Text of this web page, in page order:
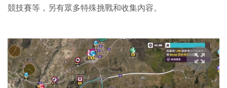
競技賽等，另有眾多特殊挑戰和收集內容。